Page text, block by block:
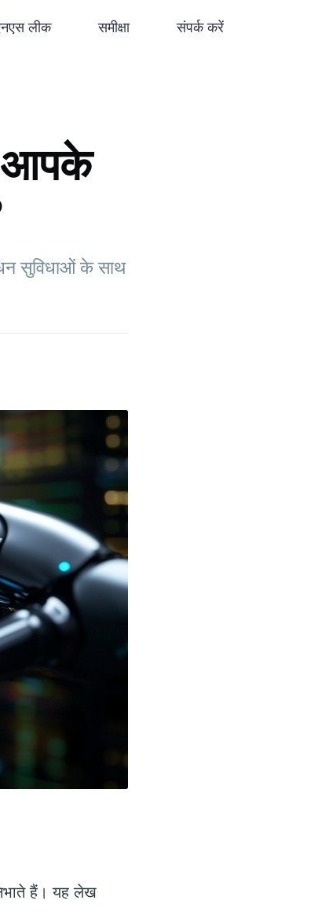
लीक समीक्षा संपर्क करें
आपके
सुविधाओं के साथ
हैं। यह लेख